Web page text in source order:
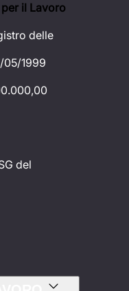
il Lavoro
delle
05/1999
del